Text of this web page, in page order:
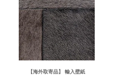
【海外取寄品】 輸入壁紙